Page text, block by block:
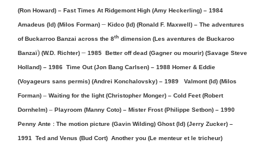
(Ron Howard) – Fast Times At Ridgemont High (Amy Heckerling) – 1984
Amadeus (Id) (Milos Forman) – Kidco (Id) (Ronald F. Maxwell) – The adventures
of Buckarroo Banzai across the 8th dimension (Les aventures de Buckaroo
Banzaï) (W.D. Richter) – 1985 Better off dead (Gagner ou mourir) (Savage Steve
Holland) – 1986 Time Out (Jon Bang Carlsen) – 1988 Homer & Eddie
(Voyageurs sans permis) (Andrei Konchalovsky) – 1989 Valmont (Id) (Milos
Forman) – Waiting for the light (Christopher Monger) – Cold Feet (Robert
Dornhelm) – Playroom (Manny Coto) – Mister Frost (Philippe Setbon) – 1990
Penny Ante : The motion picture (Gavin Wilding) Ghost (Id) (Jerry Zucker) –
1991 Ted and Venus (Bud Cort) Another you (Le menteur et le tricheur)